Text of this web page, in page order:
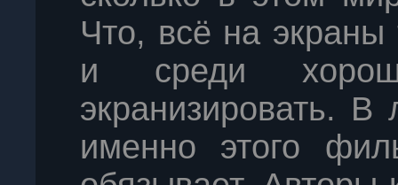
Что, всё на
и среди
экранизировать.
именно этого